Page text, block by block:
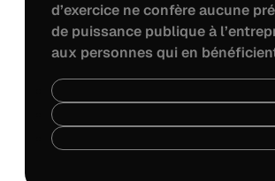
d’exercice ne confère aucune
de puissance publique à
aux personnes qui en